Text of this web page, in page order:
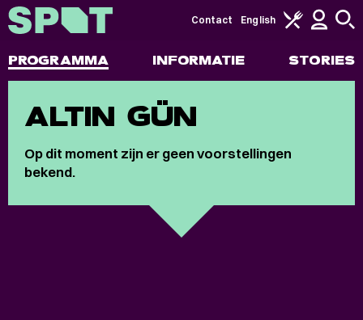
PROGRAMMA INFORMATIE STORIES
Contact English
ALTIN GÜN
Op dit moment zijn er geen voorstellingen
bekend.